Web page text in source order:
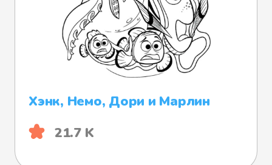
Хэнк, Немо, Дори и Марлин
21.7 K